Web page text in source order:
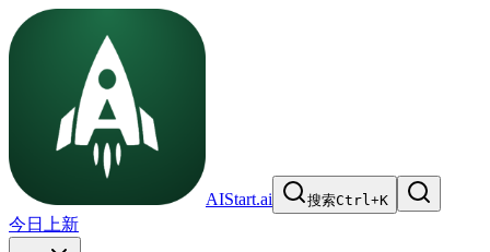
AIStart.ai 搜索Ctrl+K
今日上新